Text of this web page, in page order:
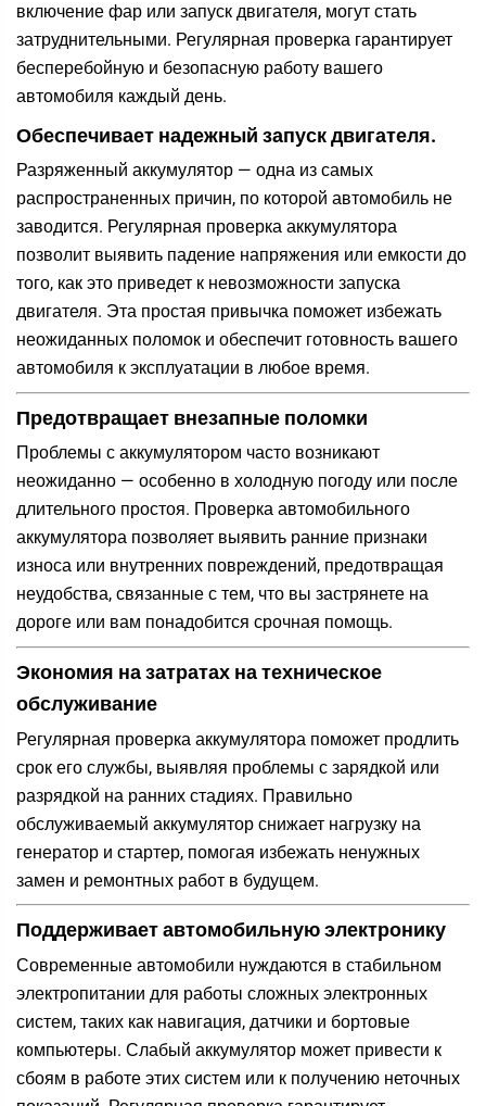
включение фар или запуск двигателя, могут стать
затруднительными. Регулярная проверка гарантирует
бесперебойную и безопасную работу вашего
автомобиля каждый день.
Обеспечивает надежный запуск двигателя.
Разряженный аккумулятор — одна из самых
распространенных причин, по которой автомобиль не
заводится. Регулярная проверка аккумулятора
позволит выявить падение напряжения или емкости до
того, как это приведет к невозможности запуска
двигателя. Эта простая привычка поможет избежать
неожиданных поломок и обеспечит готовность вашего
автомобиля к эксплуатации в любое время.
Предотвращает внезапные поломки
Проблемы с аккумулятором часто возникают
неожиданно — особенно в холодную погоду или после
длительного простоя. Проверка автомобильного
аккумулятора позволяет выявить ранние признаки
износа или внутренних повреждений, предотвращая
неудобства, связанные с тем, что вы застрянете на
дороге или вам понадобится срочная помощь.
Экономия на затратах на техническое
обслуживание
Регулярная проверка аккумулятора поможет продлить
срок его службы, выявляя проблемы с зарядкой или
разрядкой на ранних стадиях. Правильно
обслуживаемый аккумулятор снижает нагрузку на
генератор и стартер, помогая избежать ненужных
замен и ремонтных работ в будущем.
Поддерживает автомобильную электронику
Современные автомобили нуждаются в стабильном
электропитании для работы сложных электронных
систем, таких как навигация, датчики и бортовые
компьютеры. Слабый аккумулятор может привести к
сбоям в работе этих систем или к получению неточных